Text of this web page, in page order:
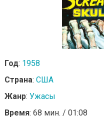
Год: 1958
Страна: США
Жанр: Ужасы
Время: 68 мин. / 01:08